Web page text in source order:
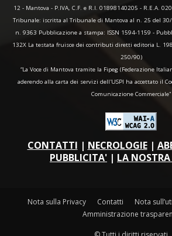
12 - Mantova - P.IVA, C.F. e R.I. 01898140205 - R.E.A.
Tribunale: iscritta al Tribunale di Mantova al n. 25 del
n. 9363 Pubblicazione a stampa: ISSN 1594-1159 -
132X La testata fruisce dei contributi diretti editoria L.
250/90)
“La Voce di Mantova tramite la Fipeg (Federazione
aderendo alla carta dei servizi dell'USPI ha accettato il
Comunicazione Commerciale"
CONTATTI | NECROLOGIE|
PUBBLICITA' | LA NOSTRA
Nota sulla Privacy Contatti
Nota
Amministrazione